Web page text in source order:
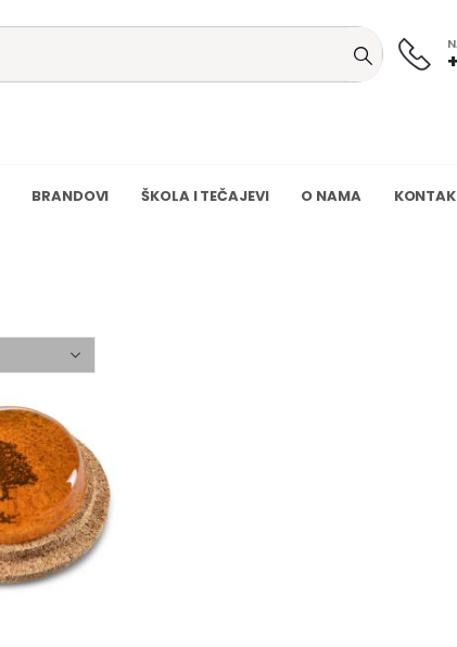
BRANDOVI ŠKOLA I TEČAJEVI O NAMA